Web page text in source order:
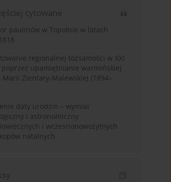
cytowane
paulinów w Topolnie w latach
regionalnej tożsamości w XXI
poprzez upamiętnianie warmińskiej
Marii Zientary-Malewskiej (1894–
daty urodzin – wymiar
i astronomiczny
i wczesnonowożytnych
natalnych